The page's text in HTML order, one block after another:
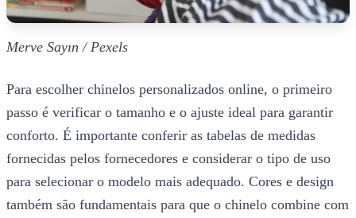
Merve Sayın / Pexels
Para escolher chinelos personalizados online, o primeiro
passo é verificar o tamanho e o ajuste ideal para garantir
conforto. É importante conferir as tabelas de medidas
fornecidas pelos fornecedores e considerar o tipo de uso
para selecionar o modelo mais adequado. Cores e design
também são fundamentais para que o chinelo combine com